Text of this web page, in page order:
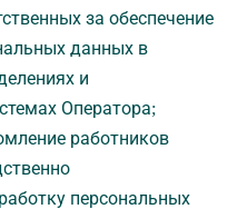
за обеспечение
данных в
и
Оператора;
работников
персональных